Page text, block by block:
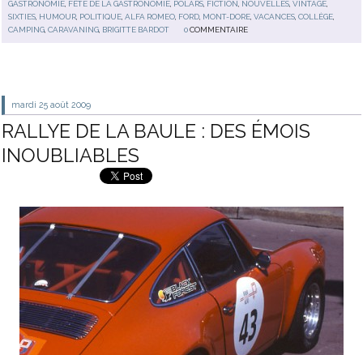
GASTRONOMIE FÊTE DE LA GASTRONOMIE POLARS FICTION NOUVELLES ,VINTAGE
SIXTIES HUMOUR POLITIQUE ,ALFA ROMEO FORD MONT-DORE ,VACANCES ,COLLÈGE
CAMPING ,CARAVANING BRIGITTE BARDOT 0 COMMENTAIRE
mardi 25 août 2009
RALLYE DE LA BAULE : DES ÉMOIS
INOUBLIABLES